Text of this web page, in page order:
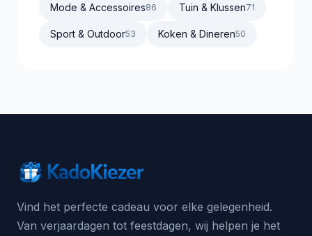
Mode & Accessoires86 Tuin & Klussen71
Sport & Outdoor53 Koken & Dineren50
Vind het perfecte cadeau voor elke gelegenheid.
Van verjaardagen tot feestdagen, wij helpen je het